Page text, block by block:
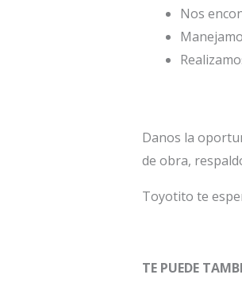
Nos
Danos la
de obra,
Toyotito te
TE PUEDE